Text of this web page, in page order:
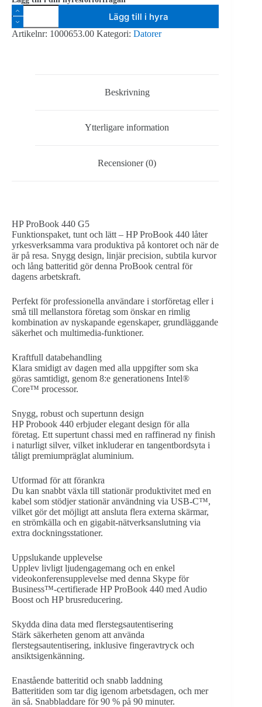
HP
ProBook
440
G5
Lägg till i hyra
Artikelnr: 1000653.00 Kategori: Datorer
Beskrivning
Ytterligare information
Recensioner (0)
HP ProBook 440 G5
Funktionspaket, tunt och lätt – HP ProBook 440 låter
yrkesverksamma vara produktiva på kontoret och när de
är på resa. Snygg design, linjär precision, subtila kurvor
och lång batteritid gör denna ProBook central för
dagens arbetskraft.
Perfekt för professionella användare i storföretag eller i
små till mellanstora företag som önskar en rimlig
kombination av nyskapande egenskaper, grundläggande
säkerhet och multimedia-funktioner.
Kraftfull databehandling
Klara smidigt av dagen med alla uppgifter som ska
göras samtidigt, genom 8:e generationens Intel®
Core™ processor.
Snygg, robust och supertunn design
HP Probook 440 erbjuder elegant design för alla
företag. Ett supertunt chassi med en raffinerad ny finish
i naturligt silver, vilket inkluderar en tangentbordsyta i
tåligt premiumpräglat aluminium.
Utformad för att förankra
Du kan snabbt växla till stationär produktivitet med en
kabel som stödjer stationär användning via USB-C™,
vilket gör det möjligt att ansluta flera externa skärmar,
en strömkälla och en gigabit-nätverksanslutning via
extra dockningsstationer.
Uppslukande upplevelse
Upplev livligt ljudengagemang och en enkel
videokonferensupplevelse med denna Skype för
Business™-certifierade HP ProBook 440 med Audio
Boost och HP brusreducering.
Skydda dina data med flerstegsautentisering
Stärk säkerheten genom att använda
flerstegsautentisering, inklusive fingeravtryck och
ansiktsigenkänning.
Enastående batteritid och snabb laddning
Batteritiden som tar dig igenom arbetsdagen, och mer
än så. Snabbladdare för 90 % på 90 minuter.